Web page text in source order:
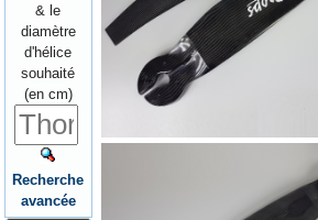
& le
diamètre
d'hélice
souhaité
(en cm)
Recherche
avancée